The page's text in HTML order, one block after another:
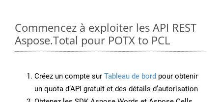
Commencez à exploiter les API REST
Aspose.Total pour POTX to PCL
Créez un compte sur Tableau de bord pour obtenir
un quota d’API gratuit et des détails d’autorisation